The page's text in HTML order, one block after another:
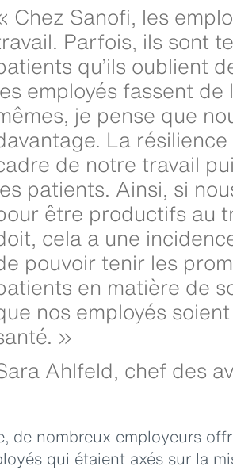
Chez Sanofi, les
Parfois, ils sont
qu’ils oublient
employés fassent de
je pense que
La
de notre travail
patients. Ainsi, si
être productifs au
cela a une
pouvoir tenir les
en matière de
nos employés
»
Ahlfeld, chef des
de nombreux employeurs
qui étaient axés sur la